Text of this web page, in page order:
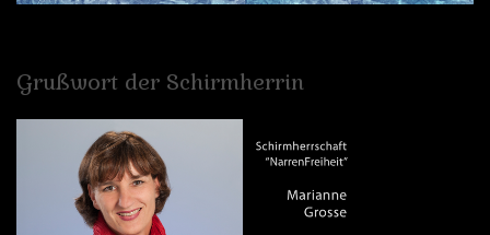
Grußwort der Schirmherrin